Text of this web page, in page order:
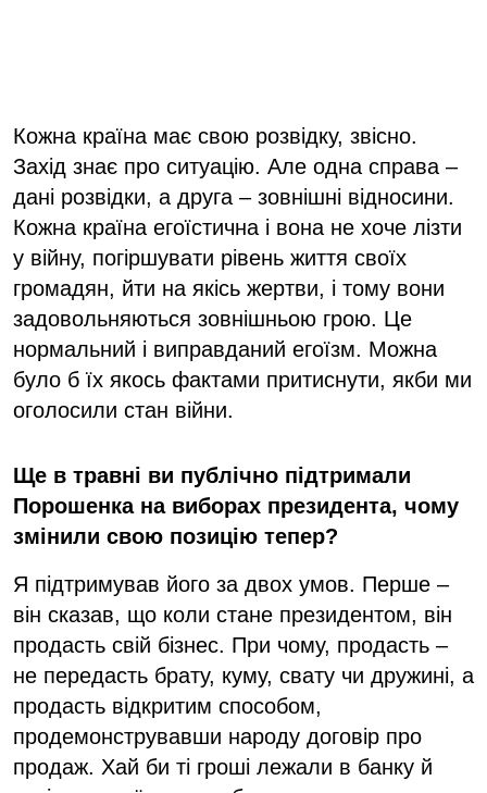
Кожна країна має свою розвідку, звісно.
Захід знає про ситуацію. Але одна справа –
дані розвідки, а друга – зовнішні відносини.
Кожна країна егоїстична і вона не хоче лізти
у війну, погіршувати рівень життя своїх
громадян, йти на якісь жертви, і тому вони
задовольняються зовнішньою грою. Це
нормальний і виправданий егоїзм. Можна
було б їх якось фактами притиснути, якби ми
оголосили стан війни.
Ще в травні ви публічно підтримали
Порошенка на виборах президента, чому
змінили свою позицію тепер?
Я підтримував його за двох умов. Перше –
він сказав, що коли стане президентом, він
продасть свій бізнес. При чому, продасть –
не передасть брату, куму, свату чи дружині, а
продасть відкритим способом,
продемонструвавши народу договір про
продаж. Хай би ті гроші лежали в банку й